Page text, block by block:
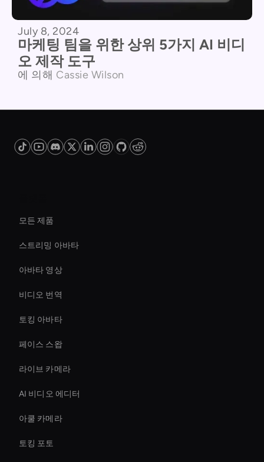
July 8, 2024
마케팅 팀을 위한 상위 5가지 AI 비디
오 제작 도구
에 의해 Cassie Wilson
모든 제품
스트리밍 아바타
아바타 영상
비디오 번역
토킹 아바타
페이스 스왑
라이브 카메라
AI 비디오 에디터
아쿨 카메라
토킹 포토